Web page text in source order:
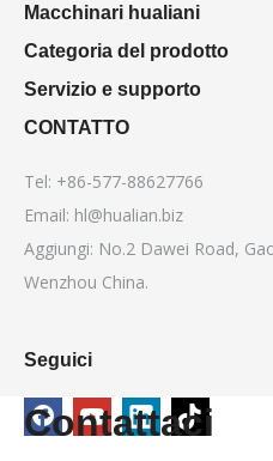
Macchinari hualiani
Categoria del prodotto
Servizio e supporto
CONTATTO
Tel: +86-577-88627766
Email: hl@hualian.biz
Aggiungi: No.2 Dawei Road,
Wenzhou China.
Seguici
Contattaci